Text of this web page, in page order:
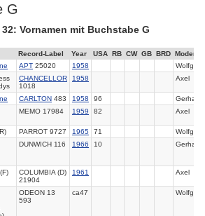
G
Vornamen mit Buchstabe G
Record-Label Year USA RB CW GB BRD
APT 25020 1958
CHANCELLOR
1018
1958 Axel
CARLTON 483 1958 96
Gerhard
MEMO 17984 1959 82 Axel
PARROT 9727 1965 71
DUNWICH 116 1966 10 Gerhard
COLUMBIA (D)
21904
1961 Axel
ODEON 13
593
ca47